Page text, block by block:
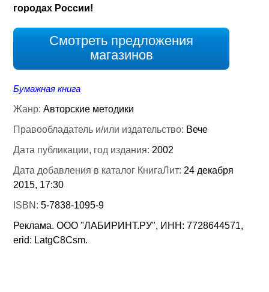
городах России!
Смотреть предложения
магазинов
Бумажная книга
Жанр:Авторские методики
Правообладатель и/или издательство: Вече
Дата публикации, год издания: 2002
Дата добавления в каталог КнигаЛит: 24 декабря
2015, 17:30
ISBN:5-7838-1095-9
Реклама. ООО "ЛАБИРИНТ.РУ", ИНН: 7728644571,
erid: LatgC8Csm.